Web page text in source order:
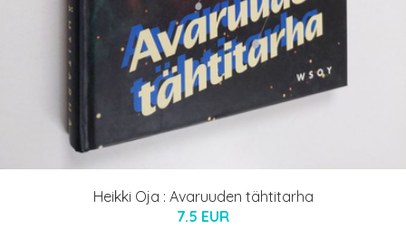
Heikki Oja : Avaruuden tähtitarha
7.5 EUR